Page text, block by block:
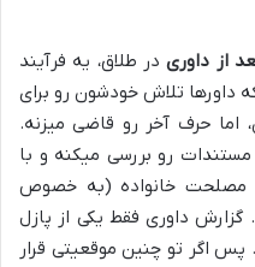
از داوریدر طلاق، یه فرآیند
داورها تلاش خودشون رو برای
حرف آخر رو قاضی میزنه.
رو بررسی میکنه و با
مصلحت خانواده (به خصوص
گزارش داوری فقط یکی از پازل
اگر تو چنین موقعیتی قرار